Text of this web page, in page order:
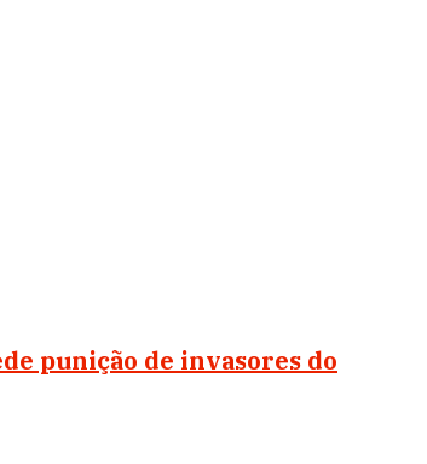
punição de invasores do